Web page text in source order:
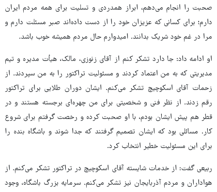
صحبت را انجام می‌دهم، ابراز همدردی و تسلیت برای همه مردم ایران
دارم؛ برای کسانی که عزیزان خود را از دست داده‌اند صبر مسئلت دارم و
مرا در غم خود شریک بدانند. امیدوارم حال مردم همیشه خوب باشد.
او ادامه داد: جا دارد تشکر کنم از آقای زنوزی، مالک، هیأت مدیره و تیم
مدیریتی که به من اعتماد کردند و مسئولیت تراکتور را به من سپردند. از
زحمات آقای اسکوچیچ تشکر می‌کنم. ایشان دوران طلایی برای تراکتور
رقم زدند. از نظر فنی و شخصیتی برای من چهره‌ای برجسته هستند و در
قطر هم پیش ایشان بودم، با او صحبت کرده و رخصت گرفتم برای شروع
کار. مسائلی بود که ایشان تصمیم گرفتند که جدا شوند و باشگاه بنده را
برای این مسئولیت خطیر انتخاب کرد.
ربیعی گفت: از خدمات شایسته آقای اسکوچیچ در تراکتور تشکر می‌کنم. از
هواداران و مردم آذربایجان نیز تشکر می‌کنم. سرمایه بزرگ باشگاه، وجود